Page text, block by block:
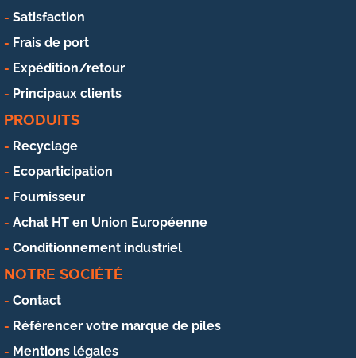
Satisfaction
Frais de port
Expédition/retour
Principaux clients
PRODUITS
Recyclage
Ecoparticipation
Fournisseur
Achat HT en Union Européenne
Conditionnement industriel
NOTRE SOCIÉTÉ
Contact
Référencer votre marque de piles
Mentions légales